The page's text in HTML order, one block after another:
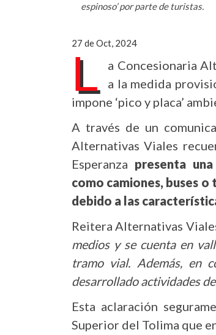
espinoso’ por parte de turistas.
27 de Oct, 2024
L
a Concesionaria
a la medida
impone ‘pico y placa’
A través de un
Alternativas Viales
Esperanza presenta
como camiones, buses
debido a las
Reitera Alternativas
medios y se cuenta en
tramo vial. Además, en
desarrollado actividades
Esta aclaración
Superior del Tolima que